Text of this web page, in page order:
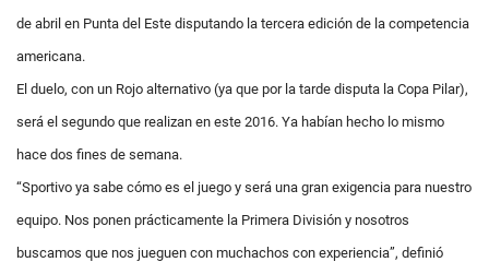
de abril en Punta del Este disputando la tercera edición de la competencia
americana.
El duelo, con un Rojo alternativo (ya que por la tarde disputa la Copa Pilar),
será el segundo que realizan en este 2016. Ya habían hecho lo mismo
hace dos fines de semana.
“Sportivo ya sabe cómo es el juego y será una gran exigencia para nuestro
equipo. Nos ponen prácticamente la Primera División y nosotros
buscamos que nos jueguen con muchachos con experiencia”, definió